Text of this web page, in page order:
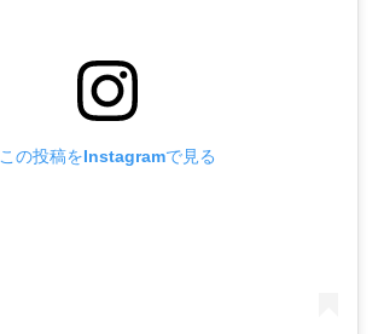
この投稿をInstagramで見る